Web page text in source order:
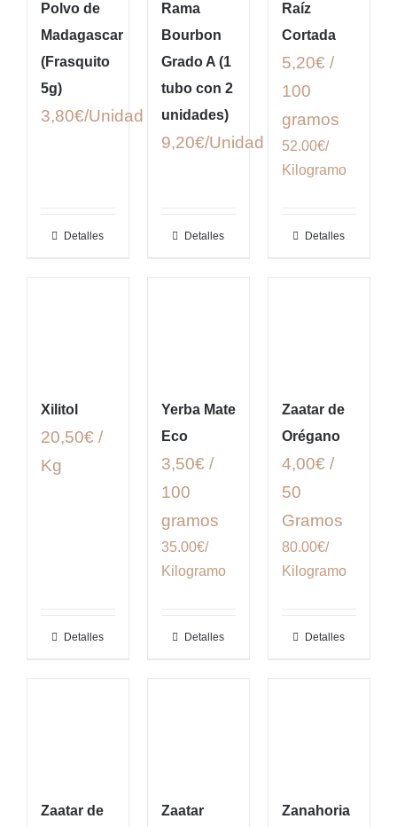
Polvo de
Madagascar
(Frasquito
5g)
3,80€
Detalles
Rama
Bourbon
Grado A (1
tubo con 2
unidades)
9,20€
Detalles
Raíz
Cortada
5,20€ /
100
gramos
52.00€/
Kilogramo
Detalles
Xilitol
20,50€ /
Kg
Detalles
Yerba Mate
Eco
3,50€ /
100
gramos
35.00€/
Kilogramo
Detalles
Zaatar de
Orégano
4,00€ /
50
Gramos
80.00€/
Kilogramo
Detalles
Zaatar de
Zaatar
Zanahoria